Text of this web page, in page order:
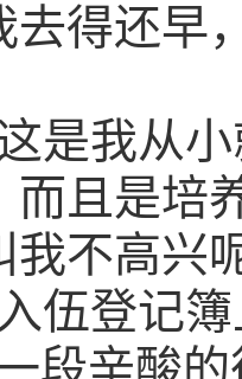
去得还早
我从小
而且是培
我不高兴
登记簿